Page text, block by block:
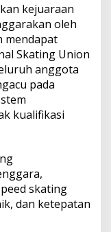
kejuaraan
oleh
mendapat
Skating Union
anggota
pada
kualifikasi
skating
dan ketepatan